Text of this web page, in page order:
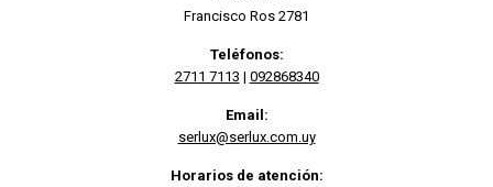
Francisco Ros 2781
Teléfonos:
2711 7113 | 092868340
Email:
serlux@serlux.com.uy
Horarios de atención: